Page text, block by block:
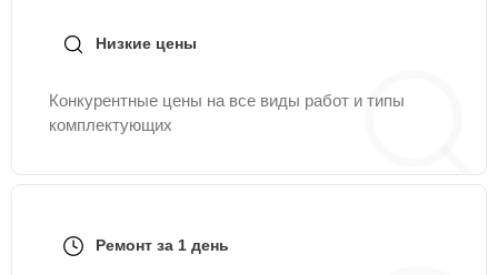
Низкие цены
Конкурентные цены на все виды работ и типы
комплектующих
Ремонт за 1 день